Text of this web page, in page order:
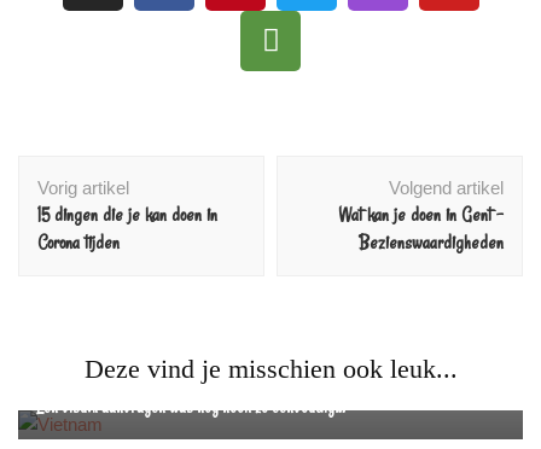
Vorig artikel
15 dingen die je kan doen in
Corona tijden
Volgend artikel
Wat kan je doen in Gent –
Bezienswaardigheden
Deze vind je misschien ook leuk...
Reistips Reizen
Een visum aanvragen was nog nooit zo eenvoudig…